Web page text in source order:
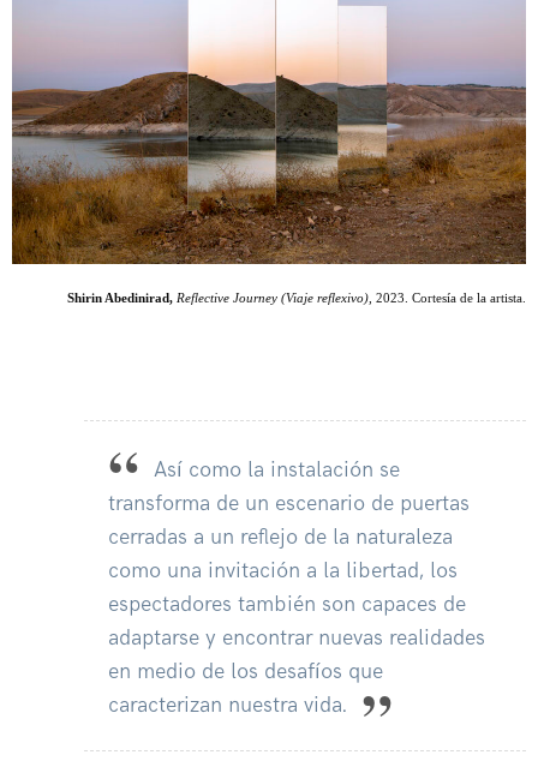
Shirin Abedinirad, Reflective Journey (Viaje reflexivo), 2023. Cortesía de la artista.
Así como la instalación se
transforma de un escenario de puertas
cerradas a un reflejo de la naturaleza
como una invitación a la libertad, los
espectadores también son capaces de
adaptarse y encontrar nuevas realidades
en medio de los desafíos que
caracterizan nuestra vida.